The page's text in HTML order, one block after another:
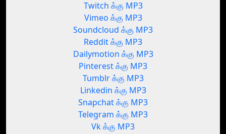
Twitch க்கு MP3
Vimeo க்கு MP3
Soundcloud க்கு MP3
Reddit க்கு MP3
Dailymotion க்கு MP3
Pinterest க்கு MP3
Tumblr க்கு MP3
Linkedin க்கு MP3
Snapchat க்கு MP3
Telegram க்கு MP3
Vk க்கு MP3